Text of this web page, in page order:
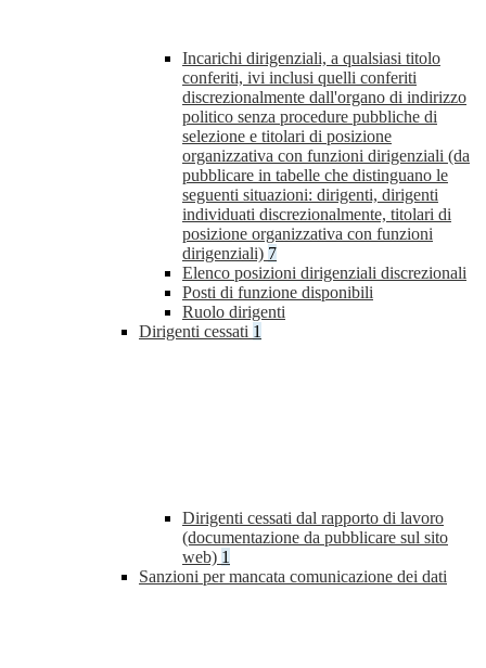
Incarichi dirigenziali, a qualsiasi titolo
conferiti, ivi inclusi quelli conferiti
discrezionalmente dall'organo di indirizzo
politico senza procedure pubbliche di
selezione e titolari di posizione
organizzativa con funzioni dirigenziali (da
pubblicare in tabelle che distinguano le
seguenti situazioni: dirigenti, dirigenti
individuati discrezionalmente, titolari di
posizione organizzativa con funzioni
dirigenziali) 7
Elenco posizioni dirigenziali discrezionali
Posti di funzione disponibili
Ruolo dirigenti
Dirigenti cessati 1
Dirigenti cessati dal rapporto di lavoro
(documentazione da pubblicare sul sito
web) 1
Sanzioni per mancata comunicazione dei dati